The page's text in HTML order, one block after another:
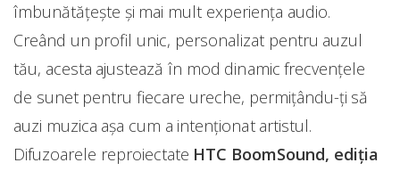
îmbunătăţeşte şi mai mult experienţa audio.
Creând un profil unic, personalizat pentru auzul
tău, acesta ajustează în mod dinamic frecvenţele
de sunet pentru fiecare ureche, permițându-ți să
auzi muzica aşa cum a intenționat artistul.
Difuzoarele reproiectate HTC BoomSound, ediţia